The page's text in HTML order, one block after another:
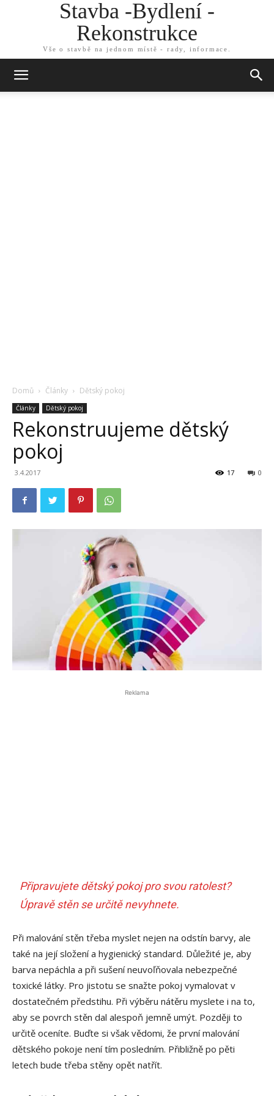
Stavba -Bydlení -
Rekonstrukce
Vše o stavbě na jednom místě - rady, informace.
Domů Články Dětský pokoj
Články Dětský pokoj
Rekonstruujeme dětský
pokoj
3.4.2017 0
17
Reklama
Připravujete dětský pokoj pro svou ratolest?
Úpravě stěn se určitě nevyhnete.
Při malování stěn třeba myslet nejen na odstín barvy, ale
také na její složení a hygienický standard. Důležité je, aby
barva nepáchla a při sušení neuvoľňovala nebezpečné
toxické látky. Pro jistotu se snažte pokoj vymalovat v
dostatečném předstihu. Při výběru nátěru myslete i na to,
aby se povrch stěn dal alespoň jemně umýt. Později to
určitě oceníte. Buďte si však vědomi, že první malování
dětského pokoje není tím posledním. Přibližně po pěti
letech bude třeba stěny opět natřít.